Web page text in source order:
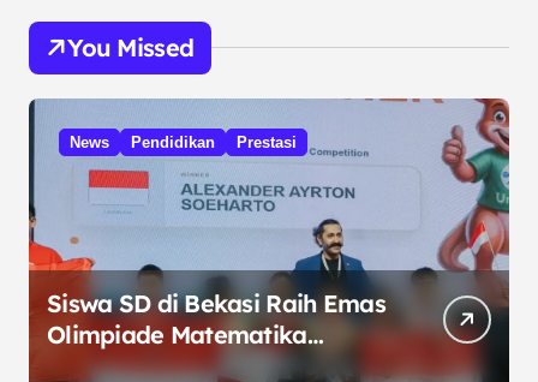
You Missed
News Pendidikan Prestasi
Siswa SD di Bekasi Raih Emas
Olimpiade Matematika
Internasional di Malaysia